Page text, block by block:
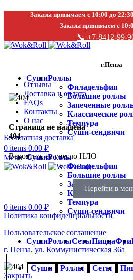
Заказы принимаем с 10:00 до
Заказы принимаем с
📞 +7-8412-99-
г.Пенза
Отзывы
Доставка и оплата
FAQs
Контакты
О нас
Бесплатная доставка
0 items 0.00 ₽
Menu
г.Пенза
0 items 0.00 ₽
СушиРоллы
Филадельфия
Большие роллы
Запеченные
Классические
Темпура
Суши-сендвичи
СушиРоллы
Филадельфия
Большие роллы
Запеченные роллы
Классические
Темпура
Суши-сендвичи
СушиРоллыСетыПиццаФри
Суши Роллы Сеты
Страница не найдена
404
Вероятно, ее унесло НЛО
Перейти в
Политика конфиденциальности
Пользовательское соглашение
г. Пенза, ул. Коммунистическая 36а
Закрыть